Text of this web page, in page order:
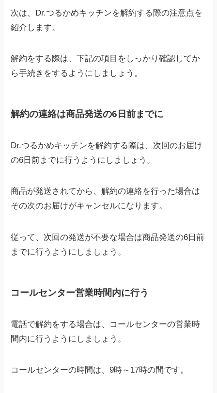
次は、Dr.つるかめキッチンを解約する際の注意点を
紹介します。
解約をする際は、下記の項目をしっかり確認してか
ら手続きをするようにしましょう。
解約の連絡は商品発送の6日前までに
Dr.つるかめキッチンを解約する際は、次回のお届け
の6日前までに行うようにしましょう。
商品が発送されてから、解約の連絡を行った場合は
その次のお届けがキャンセルになります。
従って、次回の発送が不要な場合は商品発送の6日前
までに行うようにしましょう。
コールセンター営業時間内に行う
電話で解約をする場合は、コールセンターの営業時
間内に行うようにしましょう。
コールセンターの時間は、9時～17時の間です。